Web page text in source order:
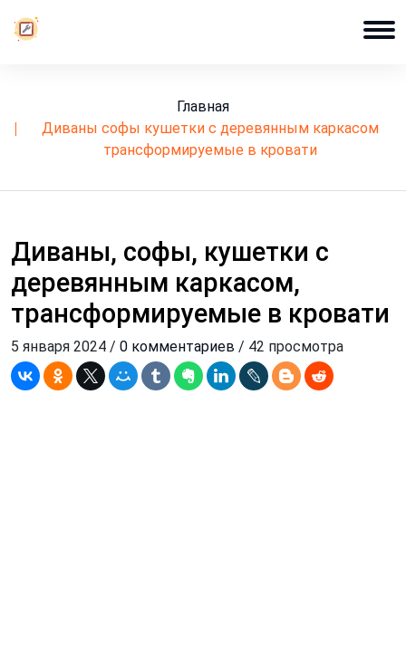
Главная
диваны софы кушетки с деревянным каркасом
трансформируемые в кровати
Диваны, софы, кушетки с
деревянным каркасом,
трансформируемые в кровати
5 января 2024 / 0 комментариев / 42 просмотра